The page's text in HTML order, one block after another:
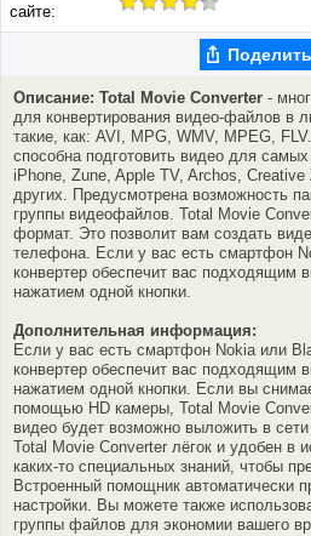
сайте:
Описание: Total Movie Converter -
для конвертирования видео-файлов в
такие, как: AVI, MPG, WMV, MPEG,
способна подготовить видео для
iPhone, Zune, Apple TV, Archos,
других. Предусмотрена возможность
группы видеофайлов. Total Movie
формат. Это позволит вам создать
телефона. Если у вас есть смартфон
конвертер обеспечит вас подходящим
нажатием одной кнопки.
Дополнительная информация:
Если у вас есть смартфон Nokia или
конвертер обеспечит вас подходящим
нажатием одной кнопки. Если вы
помощью HD камеры, Total Movie
видео будет возможно выложить в
Total Movie Converter лёгок и удобен в
каких-то специальных знаний, чтобы
Встроенный помощник автоматически
настройки. Вы можете также
группы файлов для экономии вашего